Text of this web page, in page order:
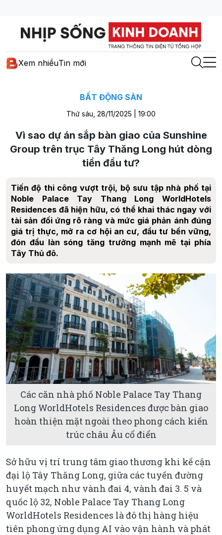
Xem nhiềuTin mới
BẤT ĐỘNG SẢN
Thứ sáu, 28/11/2025 | 19:00
Vì sao dự án sắp bàn giao của Sunshine
Group trên trục Tây Thăng Long hút dòng
tiền đầu tư?
Tiến độ thi công vượt trội, bộ sưu tập nhà phố tại
Noble Palace Tay Thang Long WorldHotels
Residences đã hiện hữu, có thể khai thác ngay với
tài sản đối ứng rõ ràng và mức giá phản ánh đúng
giá trị thực, mở ra cơ hội an cư, đầu tư bền vững,
đón đầu làn sóng tăng trưởng mạnh mẽ tại phía
Tây Thủ đô.
Các căn nhà phố Noble Palace Tay Thang
Long WorldHotels Residences được bàn giao
hoàn thiện mặt ngoài theo phong cách kiến
trúc châu Âu cổ điển
Sở hữu vị trí trung tâm giao thương khi kế cận
đại lộ Tây Thăng Long, giữa các tuyến đường
huyết mạch như vành đai 4, vành đai 3. 5 và
quốc lộ 32, Noble Palace Tay Thang Long
WorldHotels Residences là đô thị hàng hiệu
tiên phong ứng dụng AI vào vận hành và phát